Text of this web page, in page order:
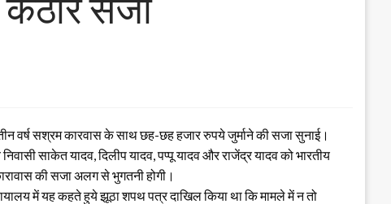
वर्ष सश्रम कारवास के साथ छह-छह हजार रुपये जुर्माने की सजा सुनाई।
साकेत यादव, दिलीप यादव, पप्पू यादव और राजेंद्र यादव को भारतीय
की सजा अलग से भुगतनी होगी।
में यह कहते हुये झूठा शपथ पत्र दाखिल किया था कि मामले में न तो